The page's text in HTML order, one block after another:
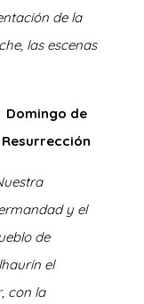
de la
las escenas
Domingo de
Resurrección
y el
de
el
con la